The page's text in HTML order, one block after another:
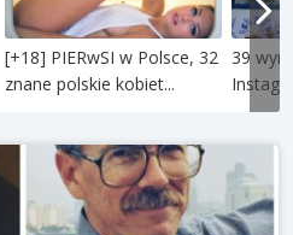
[+18] PIERwSI w Polsce, 32
znane polskie kobiet...
39